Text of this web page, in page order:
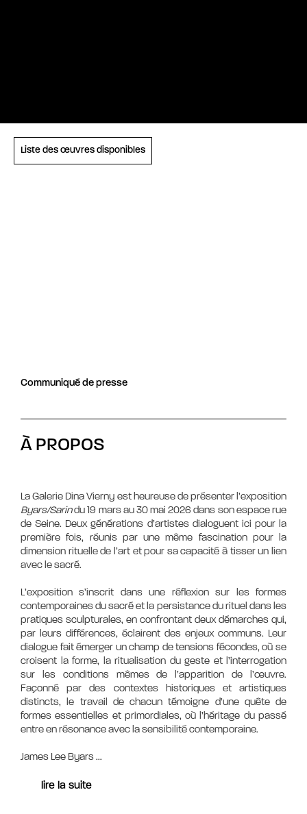
Liste des œuvres disponibles
Communiqué de presse
À PROPOS
La Galerie Dina Vierny est heureuse de présenter l’exposition
Byars/Sarindu 19 mars au 30 mai 2026 dans son espace rue
de Seine. Deux générations d’artistes dialoguent ici pour la
première fois, réunis par une même fascination pour la
dimension rituelle de l’art et pour sa capacité à tisser un lien
avec le sacré.
L’exposition s’inscrit dans une réflexion sur les formes
contemporaines du sacré et la persistance du rituel dans les
pratiques sculpturales, en confrontant deux démarches qui,
par leurs différences, éclairent des enjeux communs. Leur
dialogue fait émerger un champ de tensions fécondes, où se
croisent la forme, la ritualisation du geste et l’interrogation
sur les conditions mêmes de l’apparition de l’œuvre.
Façonné par des contextes historiques et artistiques
distincts, le travail de chacun témoigne d’une quête de
formes essentielles et primordiales, où l’héritage du passé
entre en résonance avec la sensibilité contemporaine.
James Lee Byars...
lire la suite